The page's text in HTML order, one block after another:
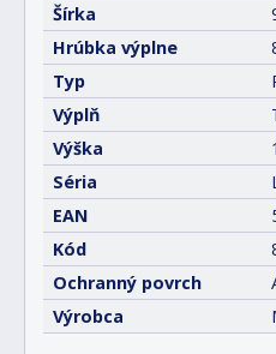
Šírka
Hrúbka výplne
Typ
Výplň
Výška
Séria
EAN
Kód
Ochranný povrch
Výrobca